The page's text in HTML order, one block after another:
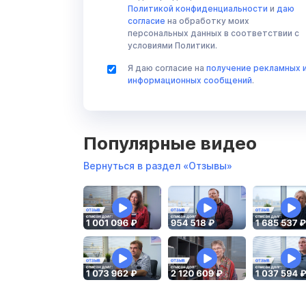
Политикой конфиденциальности и даю
согласие на обработку моих
персональных данных в соответствии с
условиями Политики.
Я даю согласие на получение рекламных
информационных сообщений.
Популярные видео
Вернуться в раздел «Отзывы»